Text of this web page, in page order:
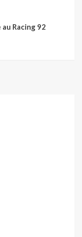
Racing 92